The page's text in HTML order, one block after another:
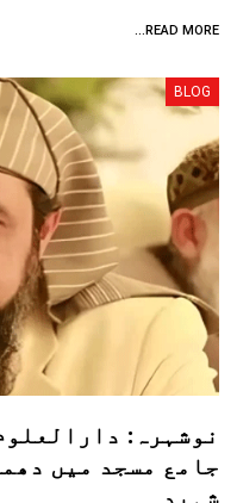
READ MORE...
BLOG
نوشہرہ:
جامع مسجد میں